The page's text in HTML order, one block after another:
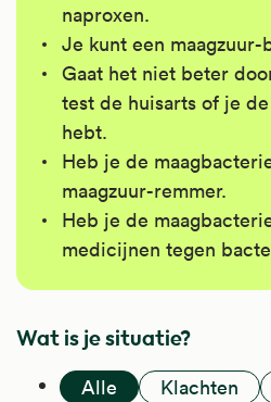
naproxen.
Je kunt een
Gaat het niet beter
test de huisarts of je
hebt.
Heb je de
maagzuur-remmer.
Heb je de
medicijnen tegen
Wat is je situatie?
Alle Klachten